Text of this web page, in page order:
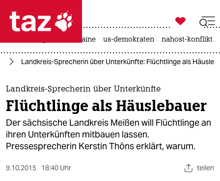
 taz zahl ich
taz zahl ich
themen
politik
öko
gesellschaft

taz zahl ich
krieg in der ukraine us-demokraten nahost-konflikt
Landkreis-Sprecherin über Unterkünfte: Flüchtlinge als
Landkreis-Sprecherin über Unterkünfte
Flüchtlinge als Häuslebauer
Der sächsische Landkreis Meißen will Flüchtlinge an
ihren Unterkünften mitbauen lassen.
Pressesprecherin Kerstin Thöns erklärt, warum.
9.10.2015 18:40 Uhr teilen